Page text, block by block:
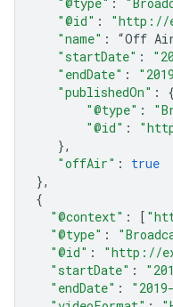
"@id" :
"http://
"name" : “Off
"startDate" :
"endDate" :
"publishedOn" :
{
"@type" :
"@id" :
},
"offAir" :
true
},
{
"@context" : [
"@type" :
"@id" :
"http://
"startDate" :
"endDate" :